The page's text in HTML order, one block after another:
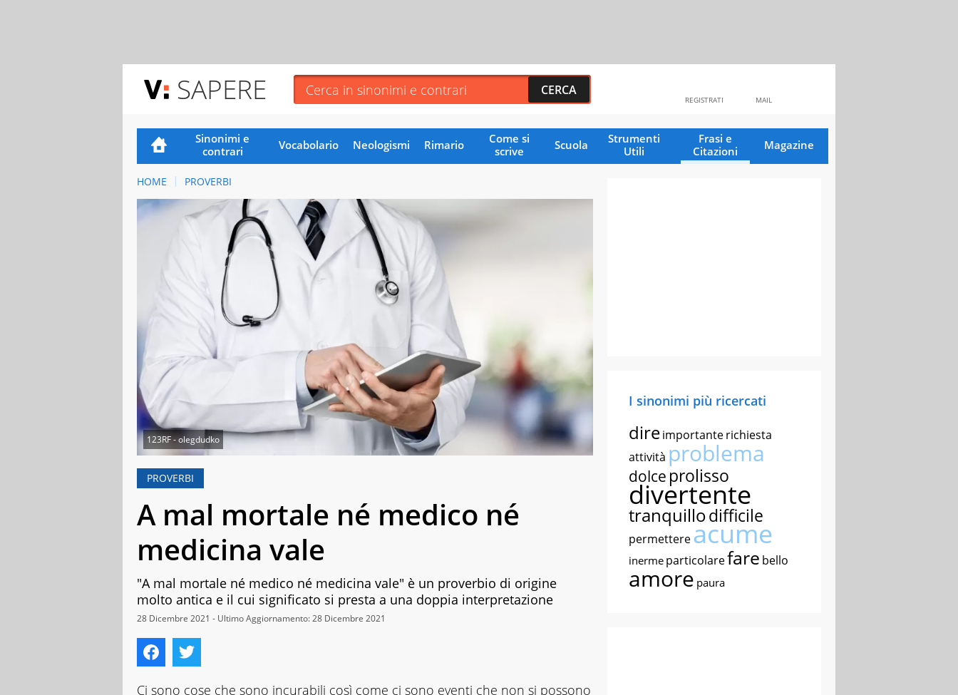
SAPERE MAIL
REGISTRATI
Sinonimi e
contrari
Vocabolario Neologismi Rimario
Come si
scrive
Scuola
Strumenti
Utili
Frasi e
Citazioni
Magazine
HOME PROVERBI
123RF - olegdudko
PROVERBI
A mal mortale né medico né
medicina vale
"A mal mortale né medico né medicina vale" è un proverbio di origine
molto antica e il cui significato si presta a una doppia interpretazione
28 Dicembre 2021 - Ultimo Aggiornamento: 28 Dicembre 2021
Ci sono cose che sono incurabili così come ci sono eventi che non si possono
I sinonimi più ricercati
direimportanterichiesta
attività problema
dolce prolisso
divertente
tranquillodifficile
permettereacume
inerme particolarefare bello
amore paura